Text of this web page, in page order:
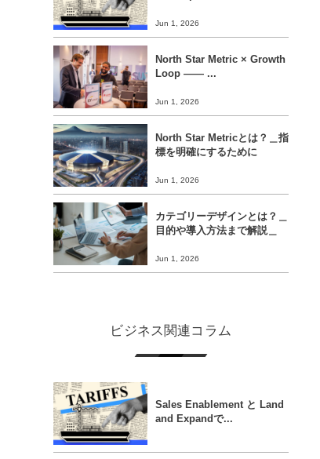
Jun 1, 2026
North Star Metric × Growth
Loop ―― ...
Jun 1, 2026
North Star Metricとは？＿指
標を明確にするために
Jun 1, 2026
カテゴリーデザインとは？＿
目的や導入方法まで解説＿
Jun 1, 2026
ビジネス関連コラム
Sales Enablement と Land
and Expandで...